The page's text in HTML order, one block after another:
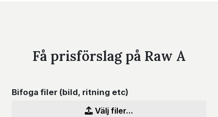
Få prisförslag på Raw A
Bifoga filer (bild, ritning etc)
Välj filer...